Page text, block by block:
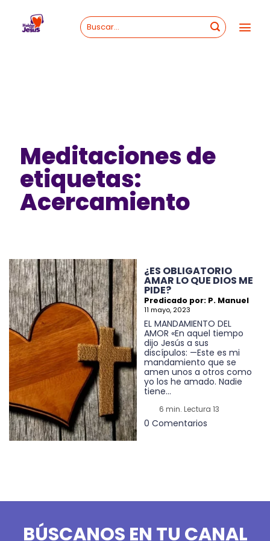
content
Meditaciones de
etiquetas:
Acercamiento
¿ES OBLIGATORIO
AMAR LO QUE DIOS ME
PIDE?
Predicado por: P. Manuel
11 mayo, 2023
EL MANDAMIENTO DEL
AMOR «En aquel tiempo
dijo Jesús a sus
discípulos: —Este es mi
mandamiento que se
amen unos a otros como
yo los he amado. Nadie
tiene...
6 min. Lectura 13
0 Comentarios
BÚSCANOS EN TU CANAL